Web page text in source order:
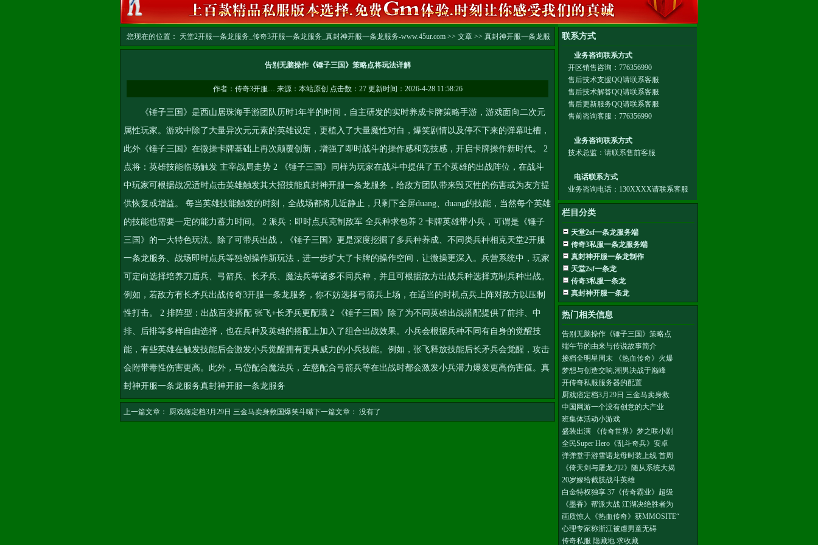
您现在的位置： 天堂2开服一条龙服务_传奇3开服一条龙服务_真封神开服一条龙服务-www.45ur.com >> 文章 >> 真封神开服一条龙服
告别无脑操作《锤子三国》策略点将玩法详解
作者： 传奇3开服… 来源：本站原创 点击数： 27 更新时间：2026-4-28 11:58:26
《锤子三国》是西山居珠海手游团队历时1年半的时间，自主研发的实时养成卡牌策略手游，游戏面向二次元
属性玩家。游戏中除了大量异次元元素的英雄设定，更植入了大量魔性对白，爆笑剧情以及停不下来的弹幕吐槽，
此外《锤子三国》在微操卡牌基础上再次颠覆创新，增强了即时战斗的操作感和竞技感，开启卡牌操作新时代。 2
点将：英雄技能临场触发 主宰战局走势 2 《锤子三国》同样为玩家在战斗中提供了五个英雄的出战阵位，在战斗
中玩家可根据战况适时点击英雄触发其大招技能真封神开服一条龙服务 ，给敌方团队带来毁灭性的伤害或为友方提
供恢复或增益。 每当英雄技能触发的时刻，全战场都将几近静止，只剩下全屏duang、duang的技能，当然每个英雄
的技能也需要一定的能力蓄力时间。 2 派兵：即时点兵克制敌军 全兵种求包养 2 卡牌英雄带小兵，可谓是《锤子
三国》的一大特色玩法。除了可带兵出战，《锤子三国》更是深度挖掘了多兵种养成、不同类兵种相克天堂2开服
一条龙服务、战场即时点兵等独创操作新玩法，进一步扩大了卡牌的操作空间，让微操更深入。兵营系统中，玩家
可定向选择培养刀盾兵、弓箭兵、长矛兵、魔法兵等诸多不同兵种，并且可根据敌方出战兵种选择克制兵种出战。
例如，若敌方有长矛兵出战传奇3开服一条龙服务 ，你不妨选择弓箭兵上场，在适当的时机点兵上阵对敌方以压制
性打击。 2 排阵型：出战百变搭配 张飞+长矛兵更配哦 2 《锤子三国》除了为不同英雄出战搭配提供了前排、中
排、后排等多样自由选择，也在兵种及英雄的搭配上加入了组合出战效果。小兵会根据兵种不同有自身的觉醒技
能，有些英雄在触发技能后会激发小兵觉醒拥有更具威力的小兵技能。例如，张飞释放技能后长矛兵会觉醒，攻击
会附带毒性伤害更高。此外，马岱配合魔法兵，左慈配合弓箭兵等在出战时都会激发小兵潜力爆发更高伤害值。 真
封神开服一条龙服务真封神开服一条龙服务
上一篇文章： 厨戏痞定档3月29日 三金马卖身救国爆笑斗嘴下一篇文章： 没有了
栏目分类
天堂2sf一条龙服务端
传奇3私服一条龙服务端
真封神开服一条龙制作
天堂2sf一条龙
传奇3私服一条龙
真封神开服一条龙
热门相关信息
告别无脑操作《锤子三国》策略点
端午节的由来与传说故事简介
接档全明星周末 《热血传奇》火爆
梦想与创造交响,潮男决战于巅峰
开传奇私服服务器的配置
厨戏痞定档3月29日 三金马卖身救
中国网游一个没有创意的大产业
班集体活动小游戏
盛装出演 《传奇世界》梦之咲小剧
全民Super Hero《乱斗奇兵》安卓
弹弹堂手游雪诺龙母时装上线 首周
《倚天剑与屠龙刀2》随从系统大揭
20岁嫁给截肢战斗英雄
白金特权独享 37《传奇霸业》超级
《墨香》帮派大战 江湖决绝胜者为
画质惊人《热血传奇》获MMOSITE“
心理专家称浙江被虐男童无碍
传奇私服 隐藏地 求收藏